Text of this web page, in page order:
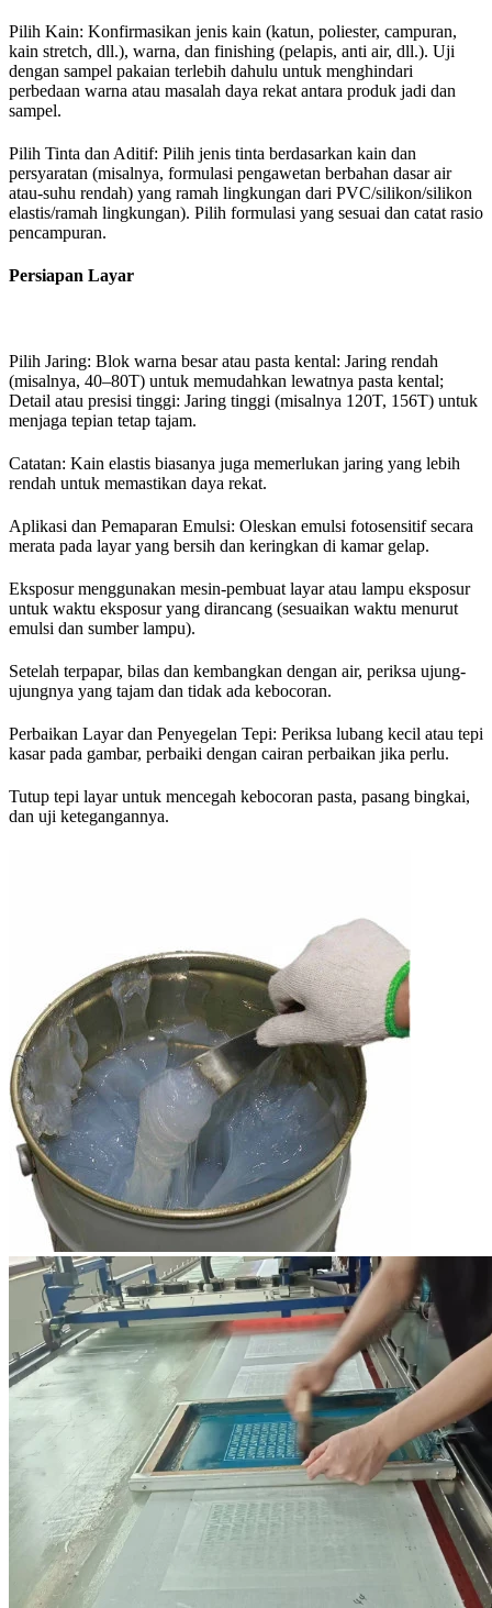
Pilih Kain: Konfirmasikan jenis kain (katun, poliester, campuran,
kain stretch, dll.), warna, dan finishing (pelapis, anti air, dll.). Uji
dengan sampel pakaian terlebih dahulu untuk menghindari
perbedaan warna atau masalah daya rekat antara produk jadi dan
sampel.
Pilih Tinta dan Aditif: Pilih jenis tinta berdasarkan kain dan
persyaratan (misalnya, formulasi pengawetan berbahan dasar air
atau-suhu rendah) yang ramah lingkungan dari PVC/silikon/silikon
elastis/ramah lingkungan). Pilih formulasi yang sesuai dan catat rasio
pencampuran.
Persiapan Layar
Pilih Jaring: Blok warna besar atau pasta kental: Jaring rendah
(misalnya, 40–80T) untuk memudahkan lewatnya pasta kental;
Detail atau presisi tinggi: Jaring tinggi (misalnya 120T, 156T) untuk
menjaga tepian tetap tajam.
Catatan: Kain elastis biasanya juga memerlukan jaring yang lebih
rendah untuk memastikan daya rekat.
Aplikasi dan Pemaparan Emulsi: Oleskan emulsi fotosensitif secara
merata pada layar yang bersih dan keringkan di kamar gelap.
Eksposur menggunakan mesin-pembuat layar atau lampu eksposur
untuk waktu eksposur yang dirancang (sesuaikan waktu menurut
emulsi dan sumber lampu).
Setelah terpapar, bilas dan kembangkan dengan air, periksa ujung-
ujungnya yang tajam dan tidak ada kebocoran.
Perbaikan Layar dan Penyegelan Tepi: Periksa lubang kecil atau tepi
kasar pada gambar, perbaiki dengan cairan perbaikan jika perlu.
Tutup tepi layar untuk mencegah kebocoran pasta, pasang bingkai,
dan uji ketegangannya.